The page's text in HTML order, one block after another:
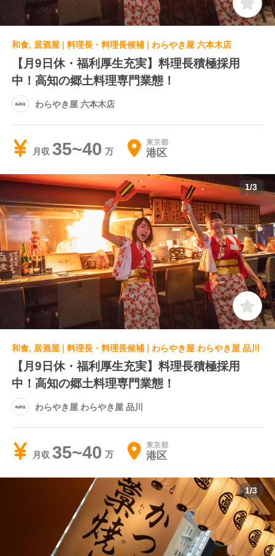
和食, 居酒屋 | 料理長・料理長候補 | わらやき屋 六本木店
【月9日休・福利厚生充実】料理長積極採用
中！高知の郷土料理専門業態！
わらやき屋 六本木店
月収 35~40 東京都
港区
1/3
和食, 居酒屋 | 料理長・料理長候補 | わらやき屋 わらやき屋 品川
【月9日休・福利厚生充実】料理長積極採用
中！高知の郷土料理専門業態！
わらやき屋 わらやき屋 品川
月収 35~40 東京都
港区
1/3